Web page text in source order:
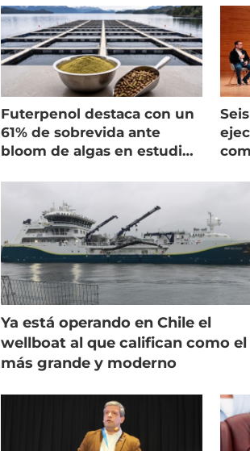
Futerpenol destaca con un
61% de sobrevida ante
bloom de algas en estudio
Ya está operando en Chile el
wellboat al que califican como el
más grande y moderno